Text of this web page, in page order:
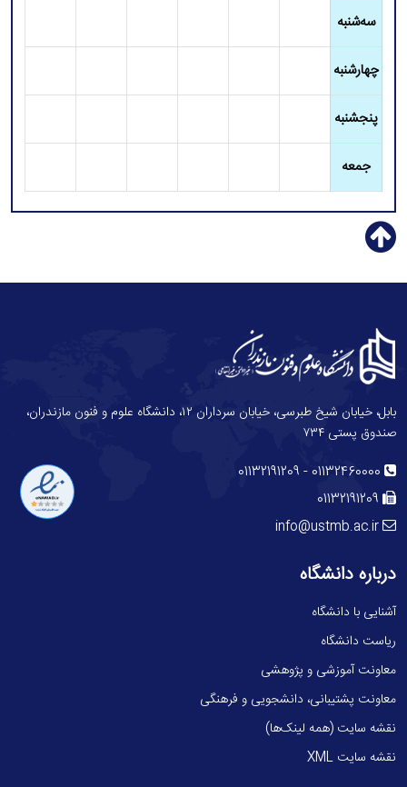
سه‌شنبه
چهارشنبه
پنجشنبه
جمعه
بابل، خیابان شیخ طبرسی، خیابان سرداران ۱۲، دانشگاه علوم و فنون مازندران،
صندوق پستی ۷۳۴
01132460000
-
01132191209
01132191209
info@ustmb.ac.ir
درباره دانشگاه
آشنایی با دانشگاه
ریاست دانشگاه
معاونت آموزشی و پژوهشی
معاونت پشتیبانی، دانشجویی و فرهنگی
نقشه سایت (همه لینک‌ها)
نقشه سایت XML